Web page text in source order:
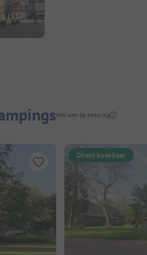
(130)
Info over de sortering
Direct boekbaar